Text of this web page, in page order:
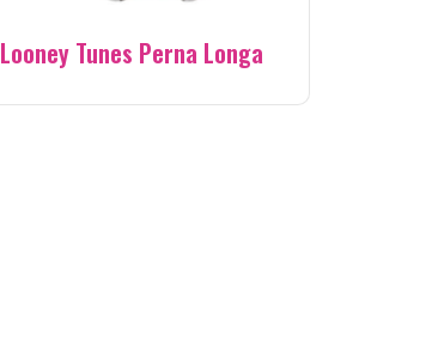
Looney Tunes Perna Longa